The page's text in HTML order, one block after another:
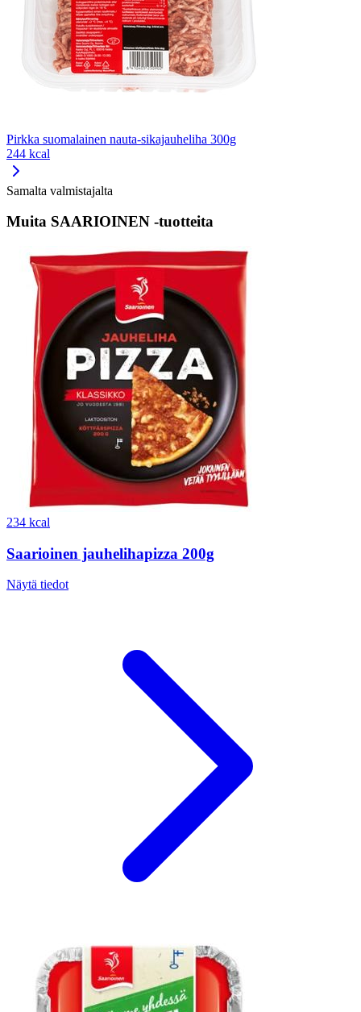
Pirkka suomalainen nauta-sikajauheliha 300g
244 kcal
Samalta valmistajalta
Muita SAARIOINEN -tuotteita
234 kcal
Saarioinen jauhelihapizza 200g
Näytä tiedot